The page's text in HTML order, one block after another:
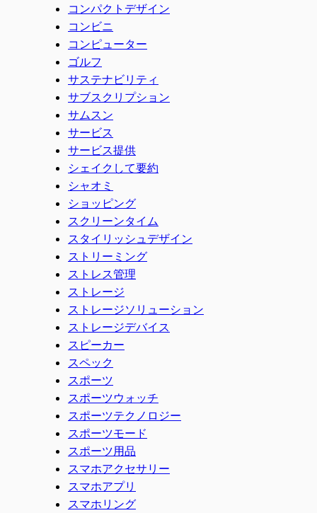
コンパクトデザイン
コンビニ
コンピューター
ゴルフ
サステナビリティ
サブスクリプション
サムスン
サービス
サービス提供
シェイクして要約
シャオミ
ショッピング
スクリーンタイム
スタイリッシュデザイン
ストリーミング
ストレス管理
ストレージ
ストレージソリューション
ストレージデバイス
スピーカー
スペック
スポーツ
スポーツウォッチ
スポーツテクノロジー
スポーツモード
スポーツ用品
スマホアクセサリー
スマホアプリ
スマホリング